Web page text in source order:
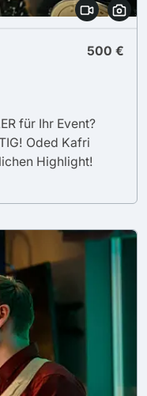
500 €
für Ihr Event?
Oded Kafri
Highlight!